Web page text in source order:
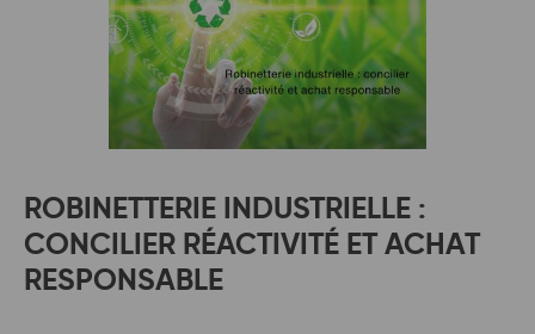
ROBINETTERIE INDUSTRIELLE :
CONCILIER RÉACTIVITÉ ET ACHAT
RESPONSABLE